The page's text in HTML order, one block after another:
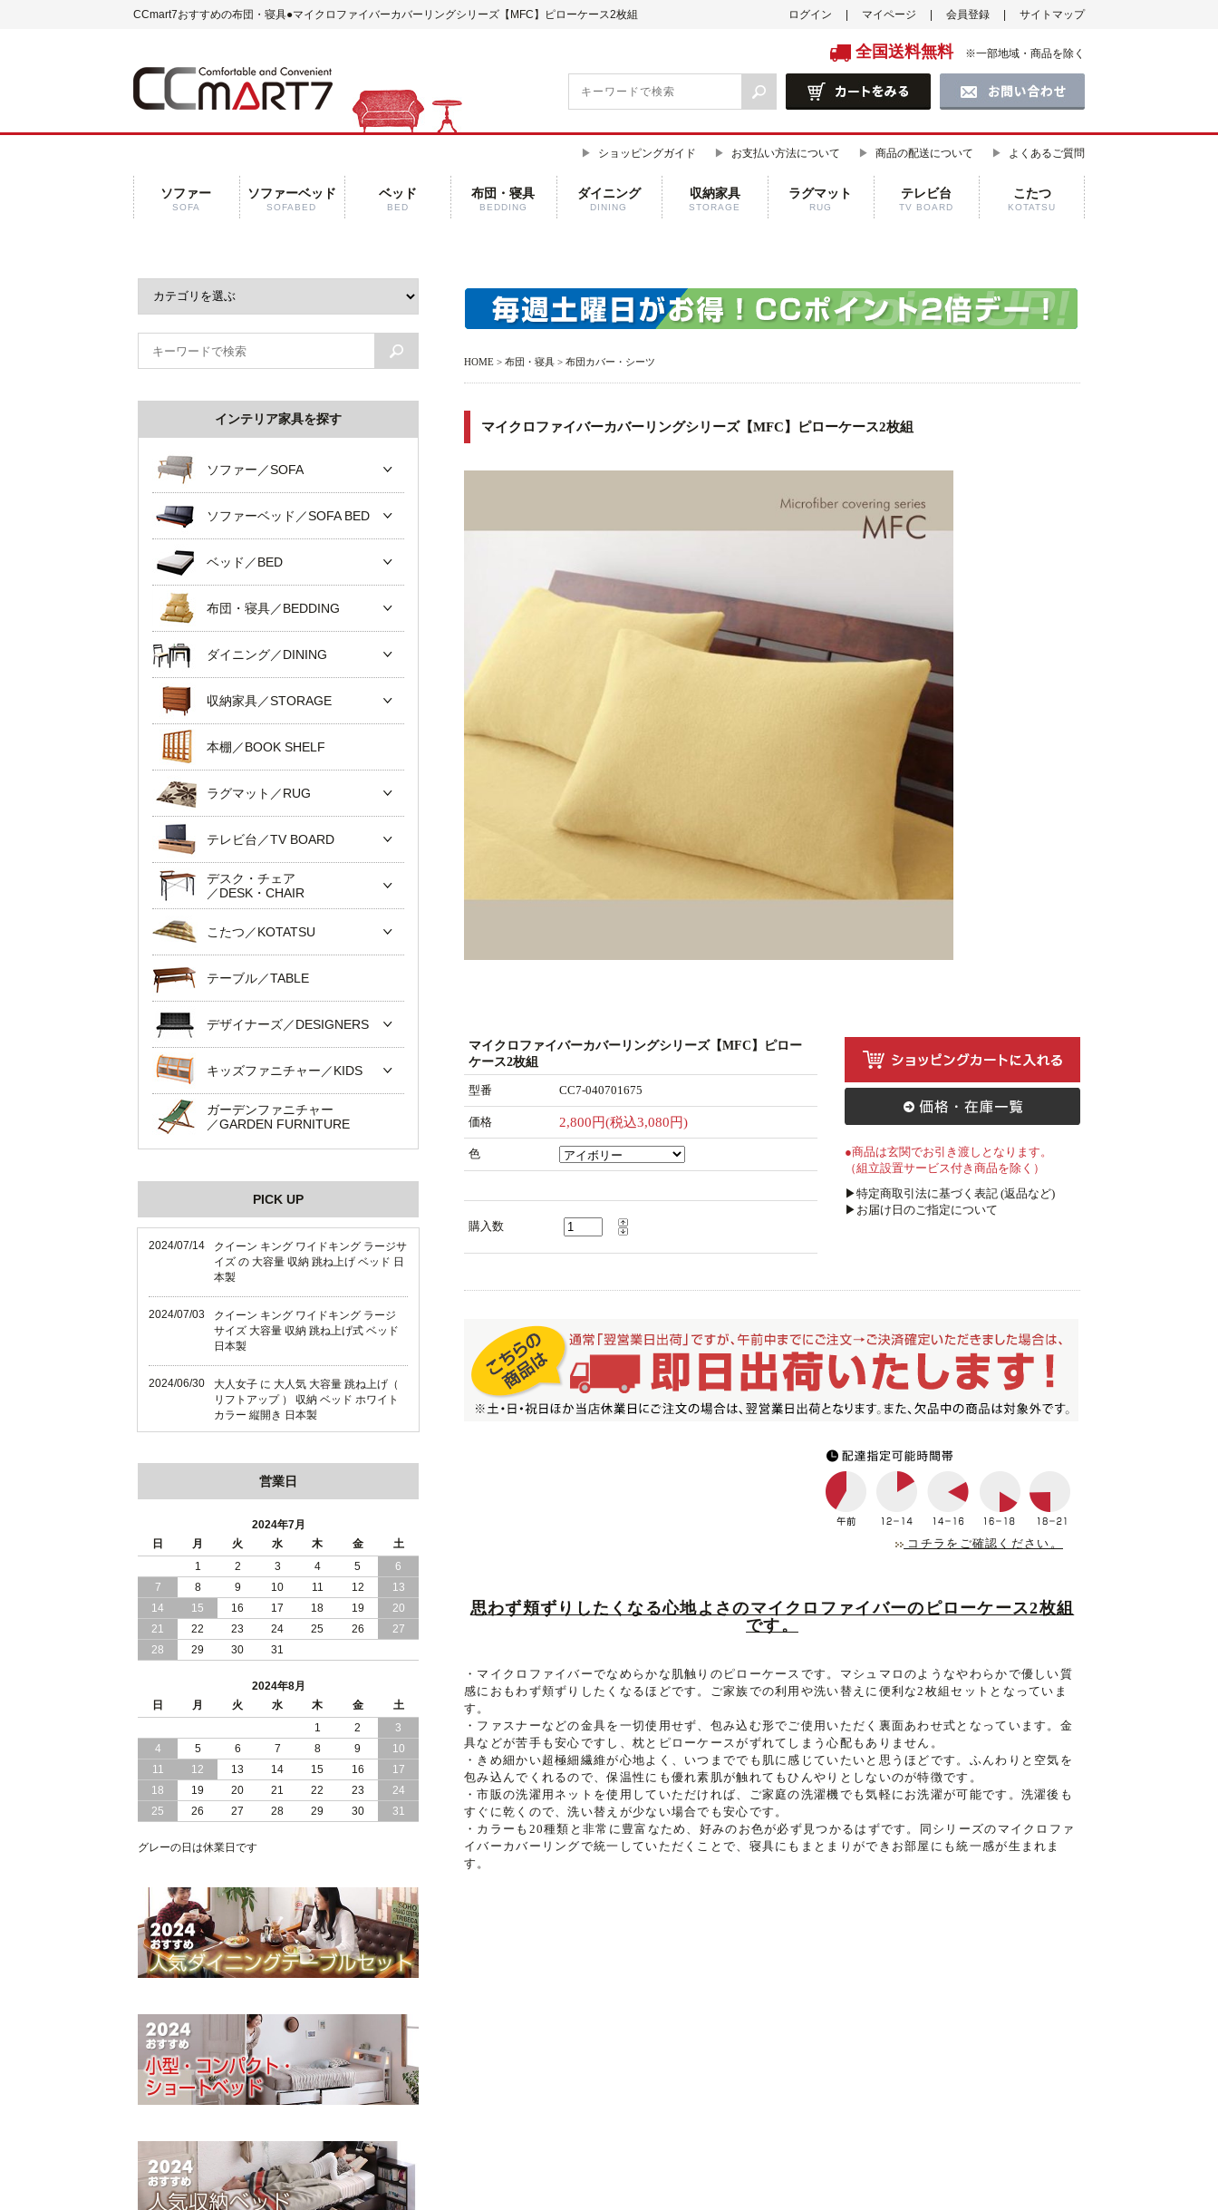
CCmart7おすすめの布団・寝具●マイクロファイバーカバーリングシリーズ【MFC】ピローケース2枚組 ログイン マイページ 会員登録 サイトマップ
全国送料無料 ※一部地域・商品を除く
ショッピングガイド お支払い方法について 商品の配送について よくあるご質問
ソファー
SOFA
ソファーベッド
SOFABED
ベッド
BED
布団・寝具
BEDDING
ダイニング
DINING
収納家具
STORAGE
ラグマット
RUG
テレビ台
TV BOARD
こたつ
KOTATSU
HOME > 布団・寝具 > 布団カバー・シーツ
マイクロファイバーカバーリングシリーズ【MFC】ピローケース2枚組
マイクロファイバーカバーリングシリーズ【MFC】ピロー
ケース2枚組
型番 CC7-040701675
価格 2,800円(税込3,080円)
色
購入数
●商品は玄関でお引き渡しとなります。
（組立設置サービス付き商品を除く）
▶特定商取引法に基づく表記 (返品など)
▶お届け日のご指定について
コチラをご確認ください。
思わず頬ずりしたくなる心地よさのマイクロファイバーのピローケース2枚組
です。
・マイクロファイバーでなめらかな肌触りのピローケースです。マシュマロのようなやわらかで優しい質
感におもわず頬ずりしたくなるほどです。ご家族での利用や洗い替えに便利な2枚組セットとなっていま
す。
・ファスナーなどの金具を一切使用せず、包み込む形でご使用いただく裏面あわせ式となっています。金
具などが苦手も安心ですし、枕とピローケースがずれてしまう心配もありません。
・きめ細かい超極細繊維が心地よく、いつまででも肌に感じていたいと思うほどです。ふんわりと空気を
包み込んでくれるので、保温性にも優れ素肌が触れてもひんやりとしないのが特徴です。
・市販の洗濯用ネットを使用していただければ、ご家庭の洗濯機でも気軽にお洗濯が可能です。洗濯後も
すぐに乾くので、洗い替えが少ない場合でも安心です。
・カラーも20種類と非常に豊富なため、好みのお色が必ず見つかるはずです。同シリーズのマイクロファ
イバーカバーリングで統一していただくことで、寝具にもまとまりができお部屋にも統一感が生まれま
す。
インテリア家具を探す
ソファー／SOFA
ソファーベッド／SOFA BED
ベッド／BED
布団・寝具／BEDDING
ダイニング／DINING
収納家具／STORAGE
本棚／BOOK SHELF
ラグマット／RUG
テレビ台／TV BOARD
デスク・チェア
／DESK・CHAIR
こたつ／KOTATSU
テーブル／TABLE
デザイナーズ／DESIGNERS
キッズファニチャー／KIDS
ガーデンファニチャー
／GARDEN FURNITURE
PICK UP
2024/07/14
クイーン キング ワイドキング ラージサ
イズ の 大容量 収納 跳ね上げ ベッド 日
本製
2024/07/03
クイーン キング ワイドキング ラージ
サイズ 大容量 収納 跳ね上げ式 ベッド
日本製
2024/06/30
大人女子 に 大人気 大容量 跳ね上げ（
リフトアップ ） 収納 ベッド ホワイト
カラー 縦開き 日本製
ワイトカラー 縦開き 日本製
全長190cm ショート丈 コンパクト 大容
量 収納力 の 跳ね上げ （ リフトアップ
） 式 ベッド 横開き 日本製
2024/05/27
日本製 大容量 収納 跳ね上げ式 リフト
アップ 横開き ヘッドボードレス ベッド
組立設置サービス付
2024/05/21
日本製 大容量 収納 跳ね上げ式 リフト
組立設置付
日本製 大容量 収納 跳ね上げ式 （ リフ
トアップ ） ベッド 横開き ヘッドボー
ド 組立設置 付き
2024/04/25
日本製 収納 跳ね上げ式 リフトアップ
ベッド 縦開き ヘッドボード 組立設置サ
営業日
2024年7月
日
月 火 水 木 金
土
1
2 3 4 5
6
7
8 9 10 11 12
13
14
15 16 17 18 19
20
21
22 23 24 25 26
27
28
29 30 31
2024年8月
日
月 火 水 木 金
土
1
2
3
4
5 6 7 8 9
10
11
12 13 14 15 16
17
18
19 20 21 22 23
24
25
26 27 28 29 30 31
グレーの日は休業日です